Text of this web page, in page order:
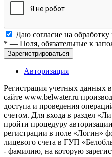
Даю согласие на
* — Поля, обязательные к
Зарегистрироваться
Авторизация
Регистрация учетных данных
сайте www.belwater.ru
доступа и проведения
счетом. Для входа в раздел
пройти процедуру
регистрации в поле «Логин»
лицевого счета в ГУП
- фамилию, на которую